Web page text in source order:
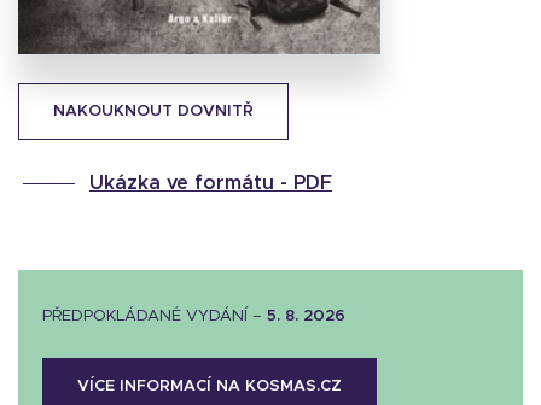
NAKOUKNOUT DOVNITŘ
Ukázka ve formátu - PDF
PŘEDPOKLÁDANÉ VYDÁNÍ – 5. 8. 2026
VÍCE INFORMACÍ NA KOSMAS.CZ